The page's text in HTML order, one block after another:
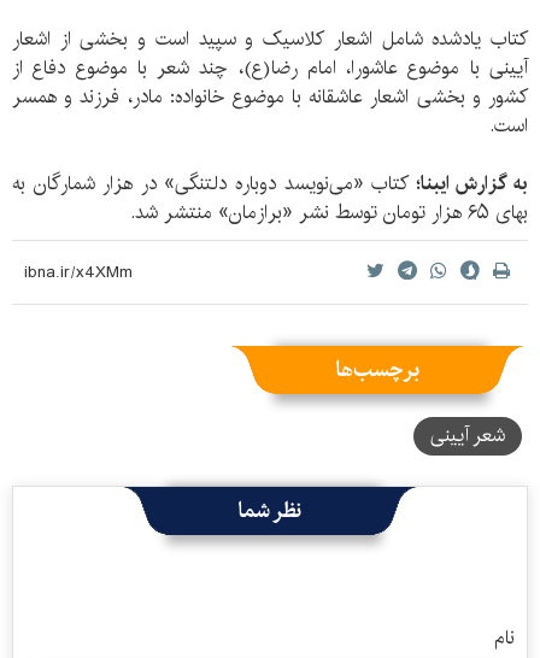
کتاب یادشده شامل اشعار کلاسیک و سپید است و بخشی از اشعار
آیینی با موضوع عاشورا، امام رضا(ع)، چند شعر با موضوع دفاع از
کشور و بخشی اشعار عاشقانه با موضوع خانواده: مادر، فرزند و همسر
است.
به گزارش ایبنا؛کتاب «می‌نویسد دوباره دلتنگی» در هزار شمارگان به
بهای ۶۵ هزار تومان توسط نشر «برازمان» منتشر شد.
برچسب‌ها
شعر آیینی
نظر شما
نام